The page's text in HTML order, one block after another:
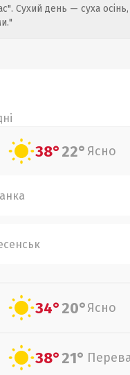
Сухий день — суха
38°22° Ясно
34°20°Ясно
38°21°